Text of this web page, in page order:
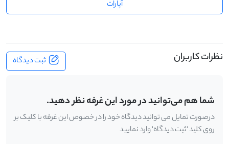
آپارات
نظرات کاربران ثبت دیدگاه
شما هم می‌توانید در مورد این غرفه نظر دهید.
درصورت تمایل می توانید دیدگاه خود را در خصوص این غرفه با کلیک بر
روی کلید 'ثبت دیدگاه' وارد نمایید